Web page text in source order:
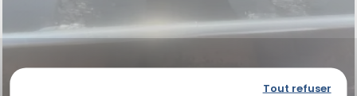
Tout refuser